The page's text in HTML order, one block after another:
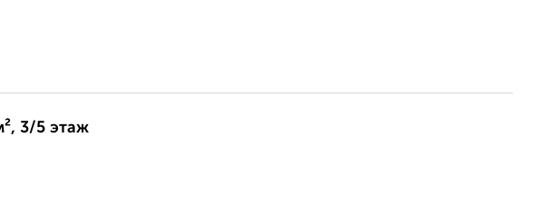
3/5 этаж